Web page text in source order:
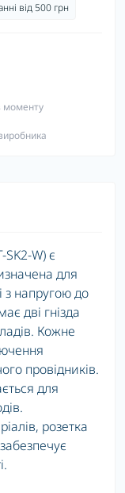
від 500 грн
моменту
SK2-W) є
для
з напругою до
дві гнізда
Кожне
провідників.
для
розетка